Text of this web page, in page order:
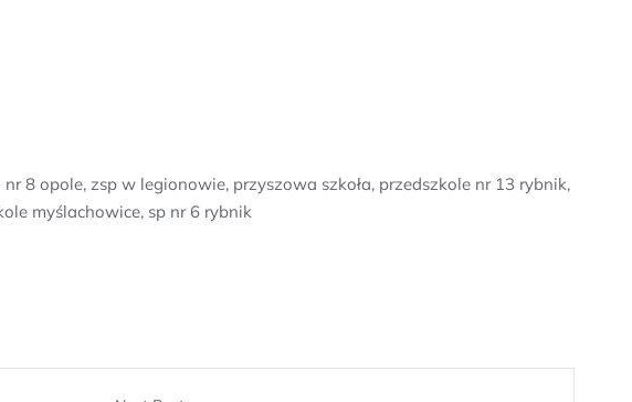
8 opole, zsp w legionowie, przyszowa szkoła, przedszkole nr 13 rybnik,
myślachowice, sp nr 6 rybnik